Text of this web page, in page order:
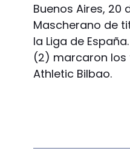
Buenos Aires, 20
Mascherano de
la Liga de
(2) marcaron los
Athletic Bilbao.